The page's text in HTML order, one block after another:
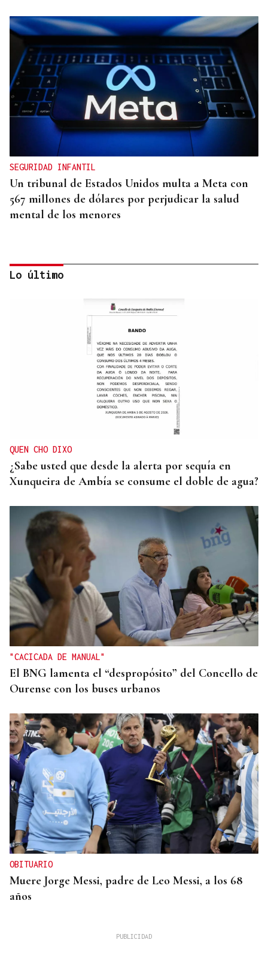
SEGURIDAD INFANTIL
Un tribunal de Estados Unidos multa a Meta con
567 millones de dólares por perjudicar la salud
mental de los menores
GUATEMALA Y HONDURAS, ALIADOS
Trump prepara una nueva fuerza militar para
coordinar operaciones contra los cárteles en
Lo último
QUEN CHO DIXO
¿Sabe usted que desde la alerta por sequía en
Xunqueira de Ambía se consume el doble de agua?
"CACICADA DE MANUAL"
El BNG lamenta el “despropósito” del Concello de
Ourense con los buses urbanos
OBITUARIO
Muere Jorge Messi, padre de Leo Messi, a los 68
años